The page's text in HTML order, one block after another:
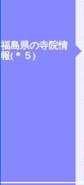
福島県の寺院情
報(＊５)